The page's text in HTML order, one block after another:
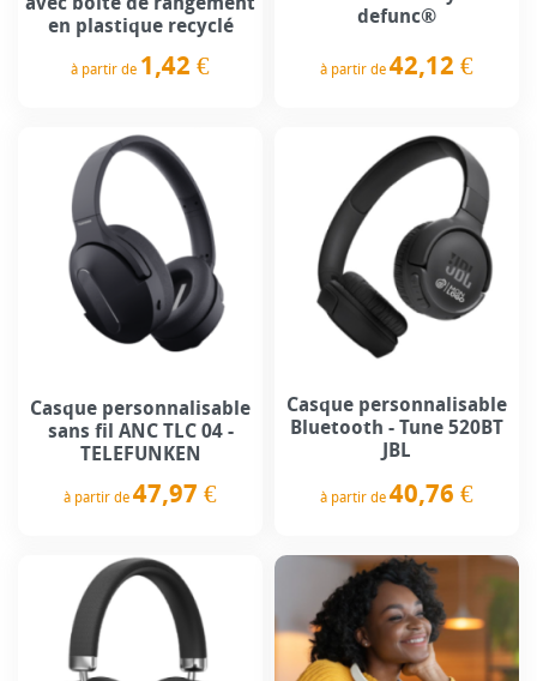
en plastique recyclé
à partir de 1,42 €
defunc®
à partir de 42,12 €
Casque personnalisable
sans fil ANC TLC 04 -
TELEFUNKEN
à partir de 47,97 €
Casque personnalisable
Bluetooth - Tune 520BT
JBL
à partir de 40,76 €